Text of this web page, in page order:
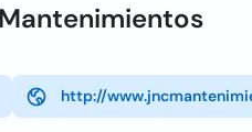
http://